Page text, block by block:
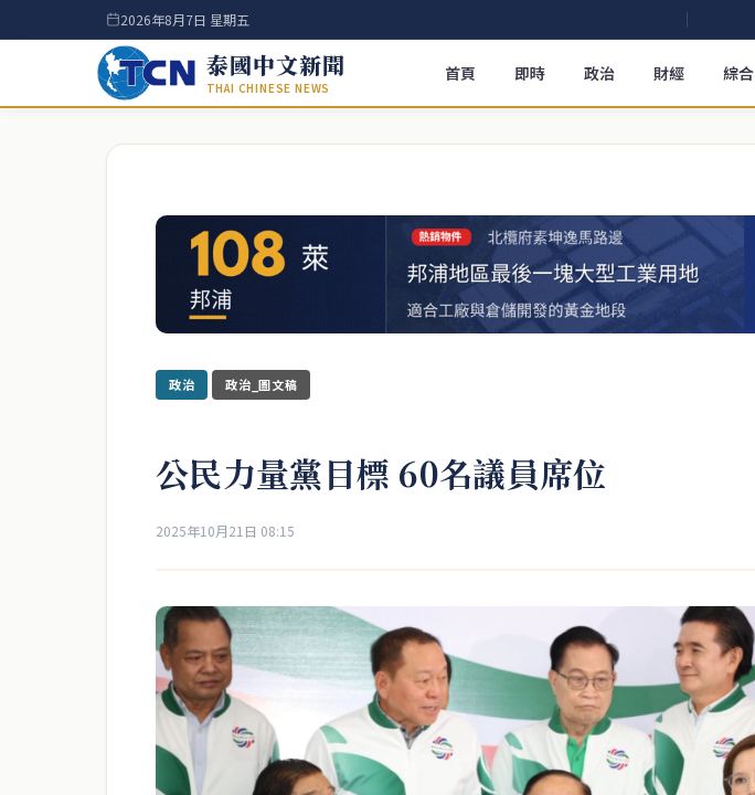
2026年8月7日 星期五
泰國中文新聞
THAI CHINESE NEWS
首頁 即時 政治 財經 綜合
政治 政治_圖文稿
公民力量黨目標 60名議員席位
2025年10月21日 08:15